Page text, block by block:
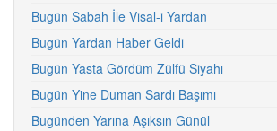
Bugün Sabah İle Visal-i Yardan
Bugün Yardan Haber Geldi
Bugün Yasta Gördüm Zülfü Siyahı
Bugün Yine Duman Sardı Başımı
Bugünden Yarına Aşıksın Günül